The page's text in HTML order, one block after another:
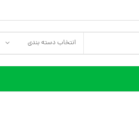
انتخاب دسته بندی